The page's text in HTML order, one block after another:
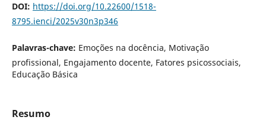
DOI: https://doi.org/10.22600/1518-
8795.ienci/2025v30n3p346
Palavras-chave: Emoções na docência, Motivação
profissional, Engajamento docente, Fatores psicossociais,
Educação Básica
Resumo